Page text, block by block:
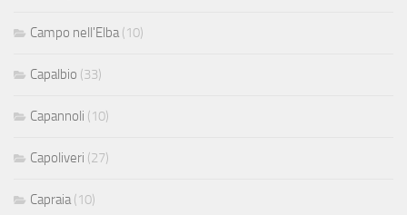
Campo nell'Elba (10)
Capalbio (33)
Capannoli (10)
Capoliveri (27)
Capraia (10)